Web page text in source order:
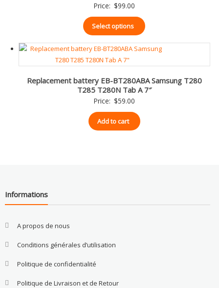
Price: $99.00
Select options
Replacement battery EB-BT280ABA Samsung T280
T285 T280N Tab A 7″
Price: $59.00
Add to cart
Informations
A propos de nous
Conditions générales d’utilisation
Politique de confidentialité
Politique de Livraison et de Retour